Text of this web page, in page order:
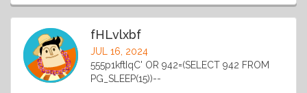
fHLvlxbf
JUL 16, 2024
555p1kftIqC' OR 942=(SELECT 942 FROM
PG_SLEEP(15))--